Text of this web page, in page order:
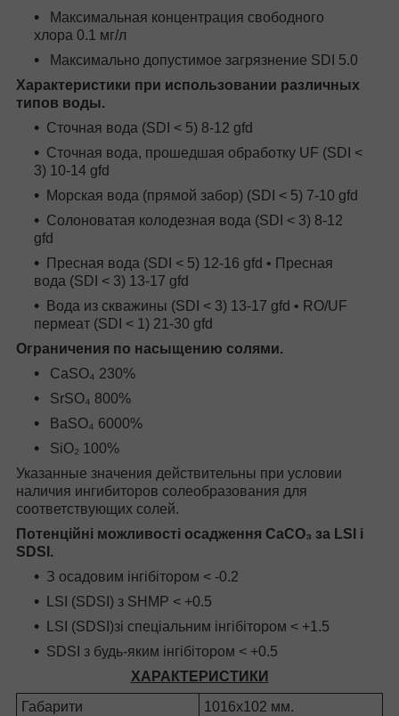
Максимальная концентрация свободного
хлора 0.1 мг/л
Максимально допустимое загрязнение SDI 5.0
Характеристики при использовании различных
типов воды.
Сточная вода (SDI < 5) 8-12 gfd
Сточная вода, прошедшая обработку UF (SDI <
3) 10-14 gfd
Морская вода (прямой забор) (SDI < 5) 7-10 gfd
Солоноватая колодезная вода (SDI < 3) 8-12
gfd
Пресная вода (SDI < 5) 12-16 gfd • Пресная
вода (SDI < 3) 13-17 gfd
Вода из скважины (SDI < 3) 13-17 gfd • RO/UF
пермеат (SDI < 1) 21-30 gfd
Ограничения по насыщению солями.
CaSO₄ 230%
SrSO₄ 800%
BaSO₄ 6000%
SiO₂ 100%
Указанные значения действительны при условии
наличия ингибиторов солеобразования для
соответствующих солей.
Потенційні можливості осадження CaCO₃ за LSI і
SDSI.
З осадовим інгібітором < -0.2
LSI (SDSI) з SHMP < +0.5
LSI (SDSI)зі спеціальним інгібітором < +1.5
SDSI з будь-яким інгібітором < +0.5
ХАРАКТЕРИСТИКИ
Габарити
1016х102 мм.